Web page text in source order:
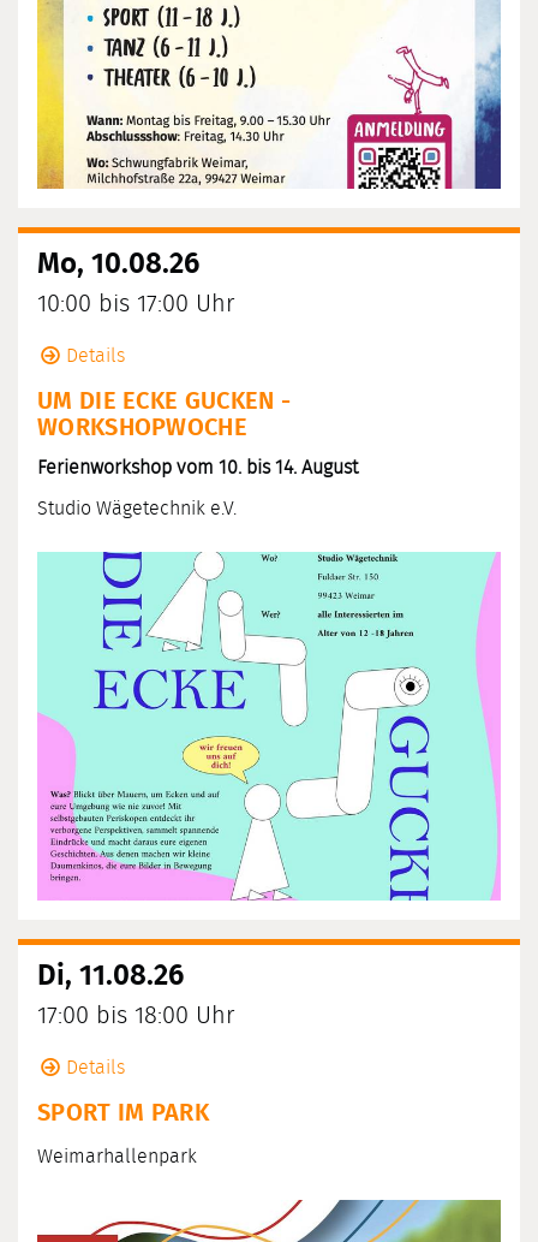
Mo, 10.08.26
10:00 bis 17:00 Uhr
Details
UM DIE ECKE GUCKEN -
WORKSHOPWOCHE
Ferienworkshop vom 10. bis 14. August
Studio Wägetechnik e.V.
Di, 11.08.26
17:00 bis 18:00 Uhr
Details
SPORT IM PARK
Weimarhallenpark